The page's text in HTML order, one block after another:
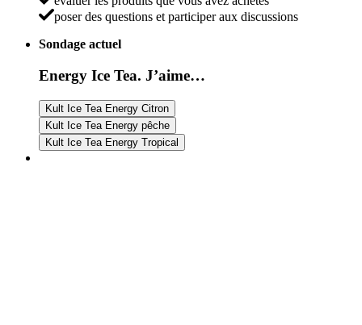
poser des questions et participer aux discussions
Sondage actuel
Energy Ice Tea. J’aime…
Kult Ice Tea Energy Citron
Kult Ice Tea Energy pêche
Kult Ice Tea Energy Tropical